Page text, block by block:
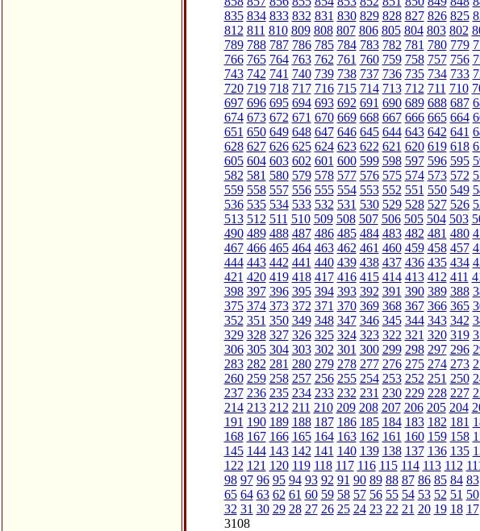
835 834 833 832 831 830 829 828 827 826 825
812 811 810 809 808 807 806 805 804 803 802
789 788 787 786 785 784 783 782 781 780 779
766 765 764 763 762 761 760 759 758 757 756
743 742 741 740 739 738 737 736 735 734 733
720 719 718 717 716 715 714 713 712 711 710
697 696 695 694 693 692 691 690 689 688 687
674 673 672 671 670 669 668 667 666 665 664
651 650 649 648 647 646 645 644 643 642 641
628 627 626 625 624 623 622 621 620 619 618
605 604 603 602 601 600 599 598 597 596 595
582 581 580 579 578 577 576 575 574 573 572
559 558 557 556 555 554 553 552 551 550 549
536 535 534 533 532 531 530 529 528 527 526
513 512 511 510 509 508 507 506 505 504 503
490 489 488 487 486 485 484 483 482 481 480
467 466 465 464 463 462 461 460 459 458 457
444 443 442 441 440 439 438 437 436 435 434
421 420 419 418 417 416 415 414 413 412 411
398 397 396 395 394 393 392 391 390 389 388
375 374 373 372 371 370 369 368 367 366 365
352 351 350 349 348 347 346 345 344 343 342
329 328 327 326 325 324 323 322 321 320 319
306 305 304 303 302 301 300 299 298 297 296
283 282 281 280 279 278 277 276 275 274 273
260 259 258 257 256 255 254 253 252 251 250
237 236 235 234 233 232 231 230 229 228 227
214 213 212 211 210 209 208 207 206 205 204
191 190 189 188 187 186 185 184 183 182 181
168 167 166 165 164 163 162 161 160 159 158
145 144 143 142 141 140 139 138 137 136 135
122 121 120 119 118 117 116 115 114 113 112
98 97 96 95 94 93 92 91 90 89 88 87 86 85 84 83
65 64 63 62 61 60 59 58 57 56 55 54 53 52 51 50
32 31 30 29 28 27 26 25 24 23 22 21 20 19 18 17
3108